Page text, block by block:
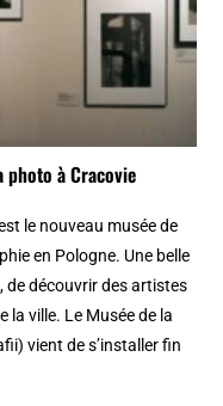
photo à Cracovie
le nouveau musée de
en Pologne. Une belle
découvrir des artistes
la ville. Le Musée de la
vient de s’installer fin